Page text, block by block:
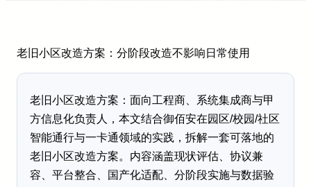
老旧小区改造方案：分阶段改造不影响日常使用
老旧小区改造方案：面向工程商、系统集成商与甲
方信息化负责人，本文结合御佰安在园区/校园/社区
智能通行与一卡通领域的实践，拆解一套可落地的
老旧小区改造方案。内容涵盖现状评估、协议兼
容、平台整合、国产化适配、分阶段实施与数据验